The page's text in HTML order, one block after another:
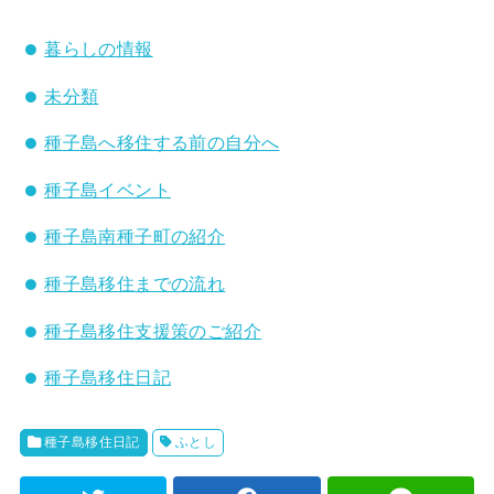
暮らしの情報
未分類
種子島へ移住する前の自分へ
種子島イベント
種子島南種子町の紹介
種子島移住までの流れ
種子島移住支援策のご紹介
種子島移住日記
種子島移住日記 ふとし